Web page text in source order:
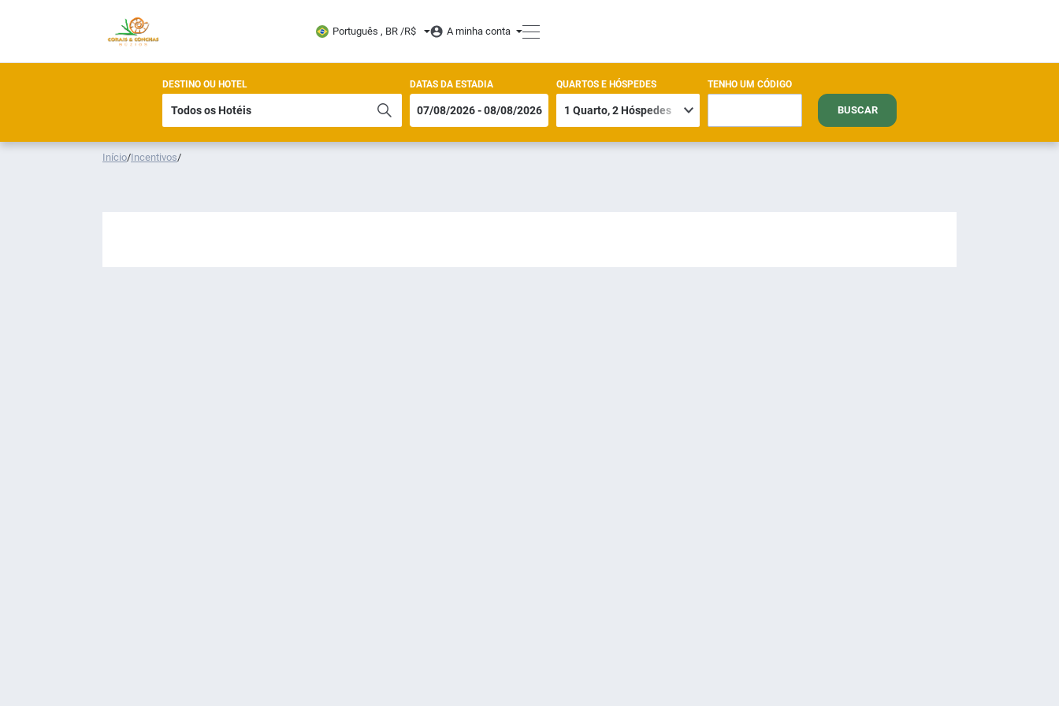
Português , BR /R$ A minha conta
DESTINO OU HOTEL DATAS DA ESTADIA QUARTOS E HÓSPEDES TENHO UM CÓDIGO
BUSCAR
Início/Incentivos/